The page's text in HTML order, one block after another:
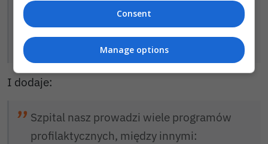
Pacjentkę poproszono o zgłoszenie się
do gabinetu godzinę później. Nie
skorzystała z tej propozycji.
I dodaje:
Szpital nasz prowadzi wiele programów
profilaktycznych, między innymi:
Consent
Manage options